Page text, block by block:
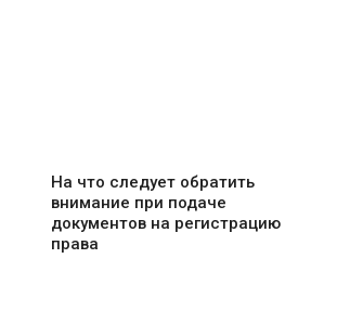
На что следует обратить
внимание при подаче
документов на регистрацию
права